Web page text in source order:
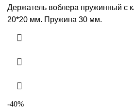
Держатель воблера пружинный с
20*20 мм. Пружина 30 мм.
-40%